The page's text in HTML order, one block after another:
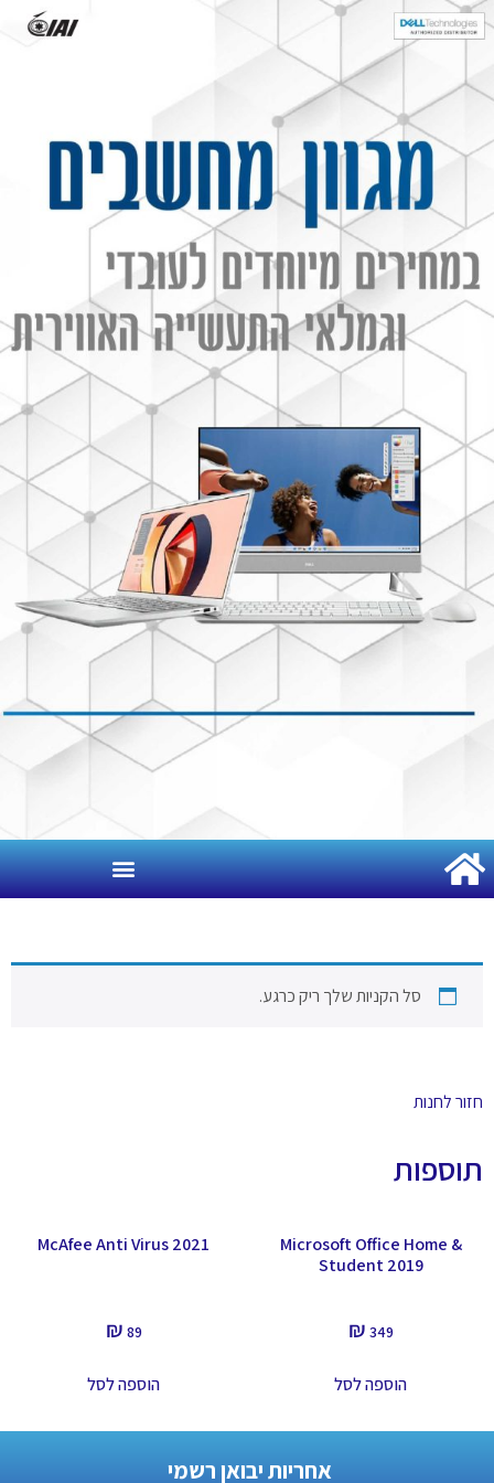
לתוכן
Microsoft Office Home &
Student 2019
₪
הוספה לסל
McAfee Anti Virus 2021
₪
הוספה לסל
סל הקניות שלך ריק כרגע.
לחנות
אחריות יבואן רשמי